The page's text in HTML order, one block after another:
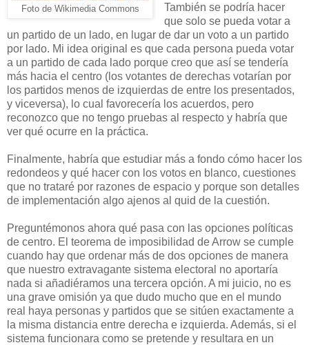
Foto de Wikimedia Commons
También se podría hacer
que solo se pueda votar a
un partido de un lado, en lugar de dar un voto a un partido
por lado. Mi idea original es que cada persona pueda votar
a un partido de cada lado porque creo que así se tendería
más hacia el centro (los votantes de derechas votarían por
los partidos menos de izquierdas de entre los presentados,
y viceversa), lo cual favorecería los acuerdos, pero
reconozco que no tengo pruebas al respecto y habría que
ver qué ocurre en la práctica.
Finalmente, habría que estudiar más a fondo cómo hacer los
redondeos y qué hacer con los votos en blanco, cuestiones
que no trataré por razones de espacio y porque son detalles
de implementación algo ajenos al quid de la cuestión.
Preguntémonos ahora qué pasa con las opciones políticas
de centro. El teorema de imposibilidad de Arrow se cumple
cuando hay que ordenar más de dos opciones de manera
que nuestro extravagante sistema electoral no aportaría
nada si añadiéramos una tercera opción. A mi juicio, no es
una grave omisión ya que dudo mucho que en el mundo
real haya personas y partidos que se sitúen exactamente a
la misma distancia entre derecha e izquierda. Además, si el
sistema funcionara como se pretende y resultara en un